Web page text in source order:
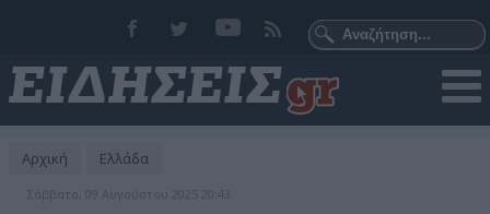
Αρχική Ελλάδα
Σάββατο, 09 Αυγούστου 2025 20:43